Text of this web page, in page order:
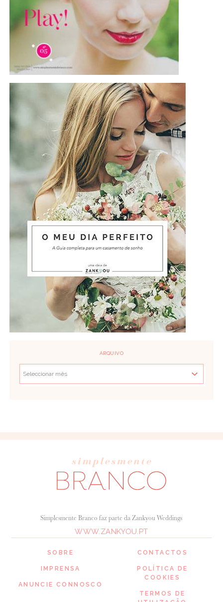
ARQUIVO
SOBRE
IMPRENSA
ANUNCIE CONNOSCO
Simplesmente Branco faz parte da Zankyou Weddings
WWW.ZANKYOU.PT
CONTACTOS
POLÍTICA DE
COOKIES
TERMOS DE